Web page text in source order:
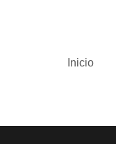
Inicio